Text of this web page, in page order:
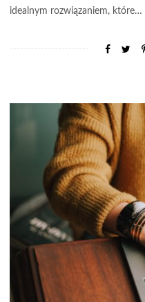
idealnym rozwiązaniem, które…